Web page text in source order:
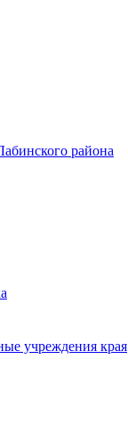
района
учреждения края